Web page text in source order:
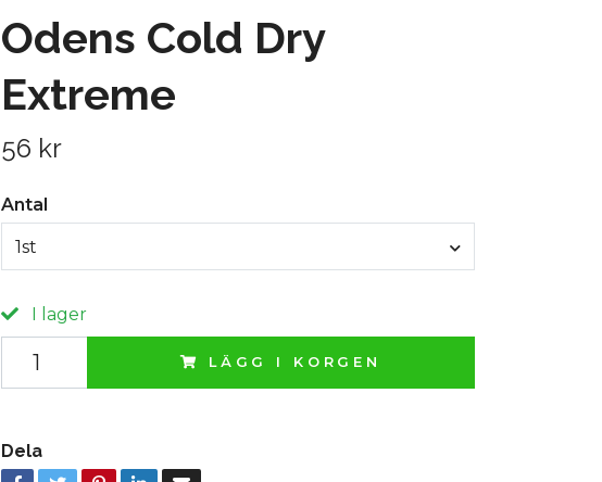
Odens Cold Dry
Extreme
56 kr
Antal
1st
I lager
LÄGG I KORGEN
Dela